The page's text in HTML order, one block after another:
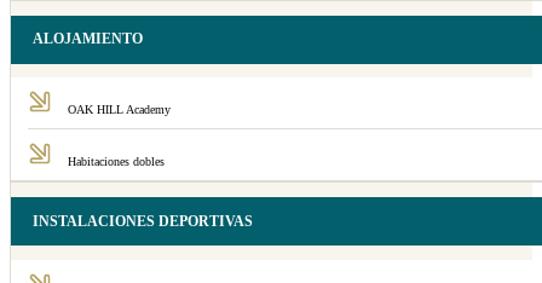
ALOJAMIENTO
OAK HILL Academy
Habitaciones dobles
INSTALACIONES DEPORTIVAS